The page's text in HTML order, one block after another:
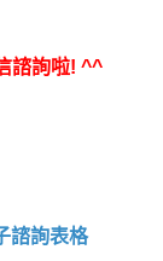
諮詢啦! ^^
諮詢表格